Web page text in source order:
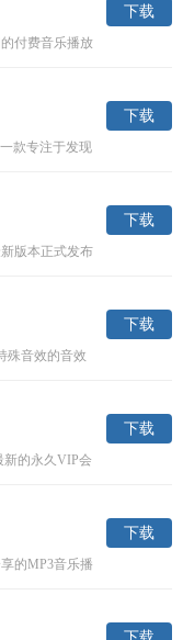
付费音乐播放
下载
款专注于发现
版一经推
编在试用了网
下载
版本正式发布
源超线程技
。
下载
殊音效的音效
，欢迎下载使
下载
新的永久VIP会
放体验发挥
！
下载
的MP3音乐播
！
下载